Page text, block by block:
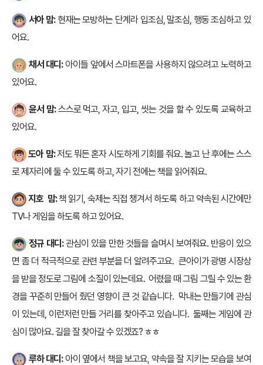
서아 맘: 현재는 모방하는 단계라 입조심, 말조심, 행동 조심하고 있
어요.
채서 대디:아이들 앞에서 스마트폰을 사용하지 않으려고 노력하고
있어요.
윤서 맘:스스로 먹고, 자고, 입고, 씻는 것을 할 수 있도록 교육하고
있어요.
도아 맘:저도 뭐든 혼자 시도하게 기회를 줘요. 놀고 난 후에는 스스
로 제자리에 둘 수 있도록 하고, 자기 전에는 책을 읽어줘요.
지호 맘:책 읽기, 숙제는 직접 챙겨서 하도록 하고 약속된 시간에만
TV나 게임을 하도록 하고 있어요.
정규 대디:관심이 있을 만한 것들을 슬며시 보여줘요. 반응이 있으
면 좀 더 적극적으로 관련 부분을 더 알려주고요. 큰아이가 광명 시장상
을 받을 정도로 그림에 소질이 있는데요. 어렸을 때 그림 그릴 수 있는 환
경을 꾸준히 만들어 줬던 영향이 큰 것 같습니다. 막내는 만들기에 관심
이 있는데, 이런저런 만들 거리를 찾아주고 있습니다. 둘째는 게임에 관
심이 많아요. 길을 잘 찾아갈 수 있겠죠? ㅎㅎ
루하 대디:아이 옆에서 책을 보고요, 약속을 잘 지키는 모습을 보여